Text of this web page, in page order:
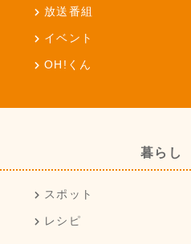
放送番組
イベント
OH!くん
暮らし
スポット
レシピ